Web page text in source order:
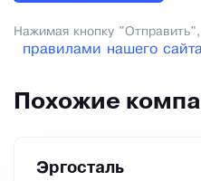
Нажимая кнопку
правилами нашего
Похожие
Эргосталь